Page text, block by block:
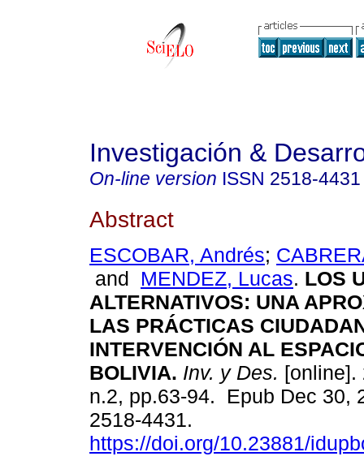
Investigación &
On-line version ISSN 2518-4431
Abstract
ESCOBAR, Andrés;
and MENDEZ, Lucas. LOS
ALTERNATIVOS: UNA
LAS PRÁCTICAS
INTERVENCIÓN AL
BOLIVIA. Inv. y Des. [online].
n.2, pp.63-94. Epub Dec 30,
2518-4431.
https://doi.org/10.23881/